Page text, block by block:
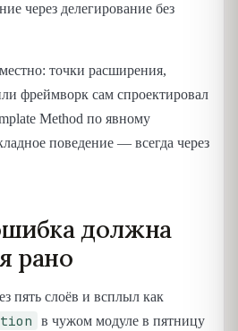
через делегирование без
точки расширения,
фреймворк сам спроектировал
Method по явному
поведение — всегда через
должна
рано
пять слоёв и всплыл как
в чужом модуле в пятницу